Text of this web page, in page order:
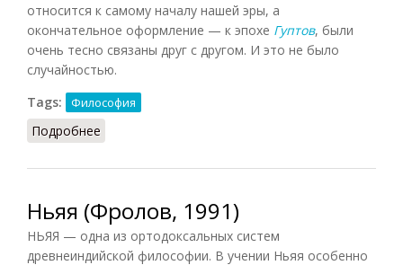
относится к самому началу нашей эры, а
окончательное оформление — к эпохе Гуптов, были
очень тесно связаны друг с другом. И это не было
случайностью.
Tags:
Философия
Подробнее
Ньяя (Фролов, 1991)
НЬЯЯ — одна из ортодоксальных систем
древнеиндийской философии. В учении Ньяя особенно